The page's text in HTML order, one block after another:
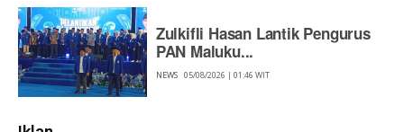
Zulkifli Hasan Lantik Pengurus
PAN Maluku...
NEWS 05/08/2026 | 01:46 WIT